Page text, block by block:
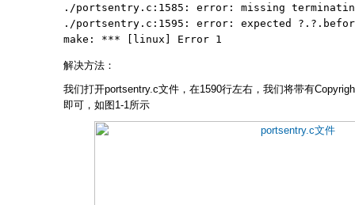
./portsentry.c:1585: error: missing
./portsentry.c:1595: error: expected
make: *** [linux] Error 1
解决方法：
我们打开portsentry.c文件，在1590行左右，我们将带有
即可，如图1-1所示